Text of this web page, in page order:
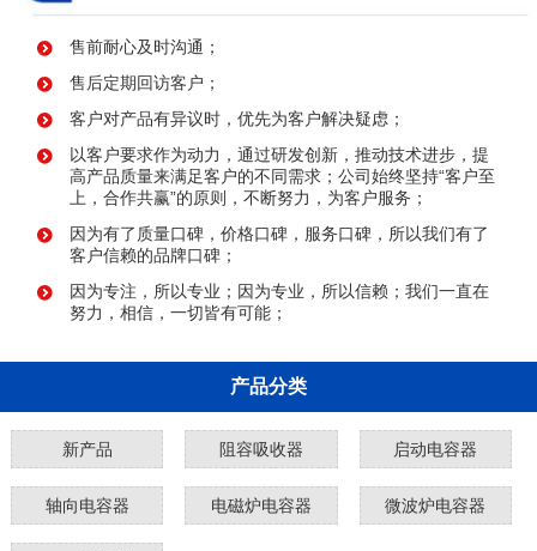
售前耐心及时沟通；
售后定期回访客户；
客户对产品有异议时，优先为客户解决疑虑；
以客户要求作为动力，通过研发创新，推动技术进步，提
高产品质量来满足客户的不同需求；公司始终坚持“客户至
上，合作共赢”的原则，不断努力，为客户服务；
因为有了质量口碑，价格口碑，服务口碑，所以我们有了
客户信赖的品牌口碑；
因为专注，所以专业；因为专业，所以信赖；我们一直在
努力，相信，一切皆有可能；
产品分类
新产品 阻容吸收器 启动电容器
轴向电容器 电磁炉电容器 微波炉电容器